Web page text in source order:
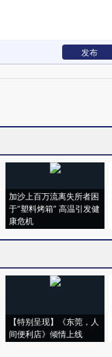
发布
加沙上百万流离失所者困
于“塑料烤箱” 高温引发健
康危机
【特别呈现】《东莞，人
间便利店》倾情上线